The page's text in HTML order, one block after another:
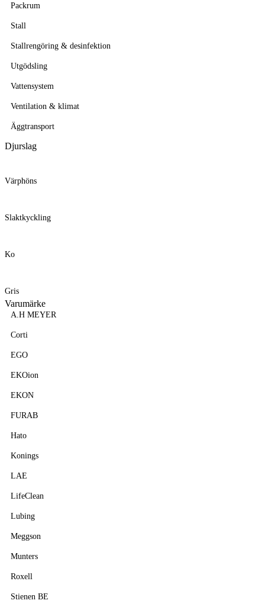
Packrum
Stall
Stallrengöring & desinfektion
Utgödsling
Vattensystem
Ventilation & klimat
Äggtransport
Djurslag
Värphöns
Slaktkyckling
Ko
Gris
Varumärke
A.H MEYER
Corti
EGO
EKOion
EKON
FURAB
Hato
Konings
LAE
LifeClean
Lubing
Meggson
Munters
Roxell
Stienen BE